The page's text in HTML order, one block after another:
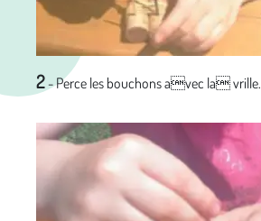
2- Perce les bouchons avec la vrille.